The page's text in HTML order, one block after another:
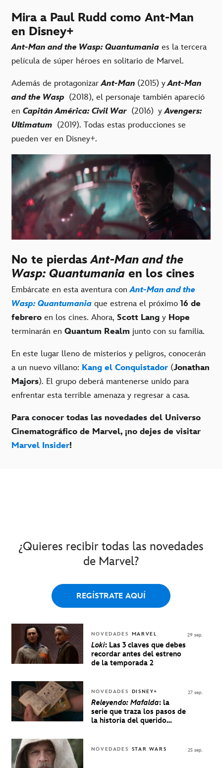
Mira a Paul Rudd como Ant-Man
en Disney+
Ant-Man and the Wasp: Quantumania es la tercera
película de súper héroes en solitario de Marvel.
Además de protagonizar Ant-Man (2015) yAnt-Man
and the Wasp (2018), el personaje también apareció
en Capitán América: Civil War (2016) yAvengers:
Ultimatum (2019). Todas estas producciones se
pueden ver en Disney+.
No te pierdasAnt-Man and the
Wasp: Quantumania en los cines
Embárcate en esta aventura conAnt-Man and the
Wasp: Quantumania que estrena el próximo 16 de
febrero en los cines. Ahora, Scott Lang y Hope
terminarán en Quantum Realm junto con su familia.
En este lugar lleno de misterios y peligros, conocerán
a un nuevo villano: Kang el Conquistador (Jonathan
Majors). El grupo deberá mantenerse unido para
enfrentar esta terrible amenaza y regresar a casa.
Para conocer todas las novedades del Universo
Cinematográfico de Marvel, ¡no dejes de visitar
Marvel Insider!
¿Quieres recibir todas las novedades
de Marvel?
REGÍSTRATE AQUÍ
NOVEDADES MARVEL
Loki: Las 3 claves que debes
recordar antes del estreno
de la temporada 2
29 sep.
NOVEDADES DISNEY+
Releyendo: Mafalda: la
serie que traza los pasos de
la historia del querido
27 sep.
NOVEDADES STAR WARS 25 sep.